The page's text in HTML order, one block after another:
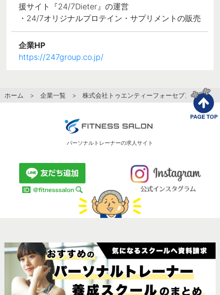
援サイト『24/7Dieter』の運営
・24/7オリジナルプロテイン・サプリメントの販売
企業HP
https://247group.co.jp/
ホーム > 企業一覧 > 株式会社トゥエンティーフォーセブン
パーソナルトレーナーの求人サイト